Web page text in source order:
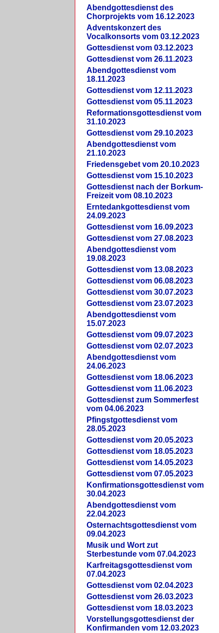
Abendgottesdienst des
Chorprojekts vom 16.12.2023
Adventskonzert des
Vocalkonsorts vom 03.12.2023
Gottesdienst vom 03.12.2023
Gottesdienst vom 26.11.2023
Abendgottesdienst vom
18.11.2023
Gottesdienst vom 12.11.2023
Gottesdienst vom 05.11.2023
Reformationsgottesdienst vom
31.10.2023
Gottesdienst vom 29.10.2023
Abendgottesdienst vom
21.10.2023
Friedensgebet vom 20.10.2023
Gottesdienst vom 15.10.2023
Gottesdienst nach der Borkum-
Freizeit vom 08.10.2023
Erntedankgottesdienst vom
24.09.2023
Gottesdienst vom 16.09.2023
Gottesdienst vom 27.08.2023
Abendgottesdienst vom
19.08.2023
Gottesdienst vom 13.08.2023
Gottesdienst vom 06.08.2023
Gottesdienst vom 30.07.2023
Gottesdienst vom 23.07.2023
Abendgottesdienst vom
15.07.2023
Gottesdienst vom 09.07.2023
Gottesdienst vom 02.07.2023
Abendgottesdienst vom
24.06.2023
Gottesdienst vom 18.06.2023
Gottesdienst vom 11.06.2023
Gottesdienst zum Sommerfest
vom 04.06.2023
Pfingstgottesdienst vom
28.05.2023
Gottesdienst vom 20.05.2023
Gottesdienst vom 18.05.2023
Gottesdienst vom 14.05.2023
Gottesdienst vom 07.05.2023
Konfirmationsgottesdienst vom
30.04.2023
Abendgottesdienst vom
22.04.2023
Osternachtsgottesdienst vom
09.04.2023
Musik und Wort zut
Sterbestunde vom 07.04.2023
Karfreitagsgottesdienst vom
07.04.2023
Gottesdienst vom 02.04.2023
Gottesdienst vom 26.03.2023
Gottesdienst vom 18.03.2023
Vorstellungsgottesdienst der
Konfirmanden vom 12.03.2023